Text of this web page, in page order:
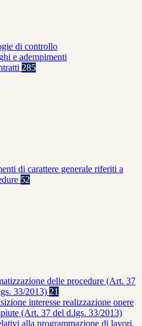
di controllo
e adempimenti
285
di carattere generale riferiti a
52
delle procedure (Art. 37
33/2013) 21
interesse realizzazione opere
(Art. 37 del d.lgs. 33/2013)
alla programmazione di lavori,